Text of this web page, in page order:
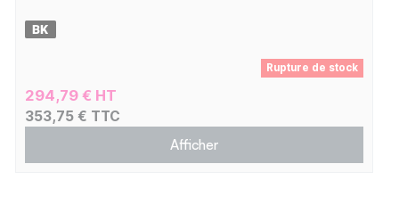
Rupture de stock
294,79 € HT
353,75 € TTC
Afficher